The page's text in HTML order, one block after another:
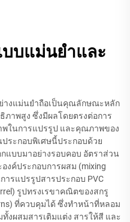
บแม่นยำและ
างแม่นยำถือเป็นคุณลักษณะหลัก
ภาพสูง ซึ่งมีผลโดยตรงต่อการ
พในการแปรรูป และคุณภาพของ
ระกอบพิเศษนี้ประกอบด้วย
แบบมาอย่างรอบคอบ อัตราส่วน
งค์ประกอบการผสม (mixing
ารแปรรูปสารประกอบ PVC
รูปทรงเรขาคณิตของสกรู
ที่ควบคุมได้ ซึ่งทำหน้าที่หลอม
งผสมสารเติมแต่ง สารให้สี และ